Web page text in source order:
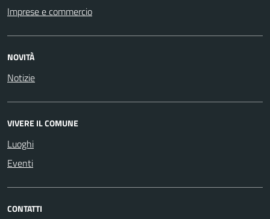
Imprese e commercio
NOVITÀ
Notizie
VIVERE IL COMUNE
Luoghi
Eventi
CONTATTI